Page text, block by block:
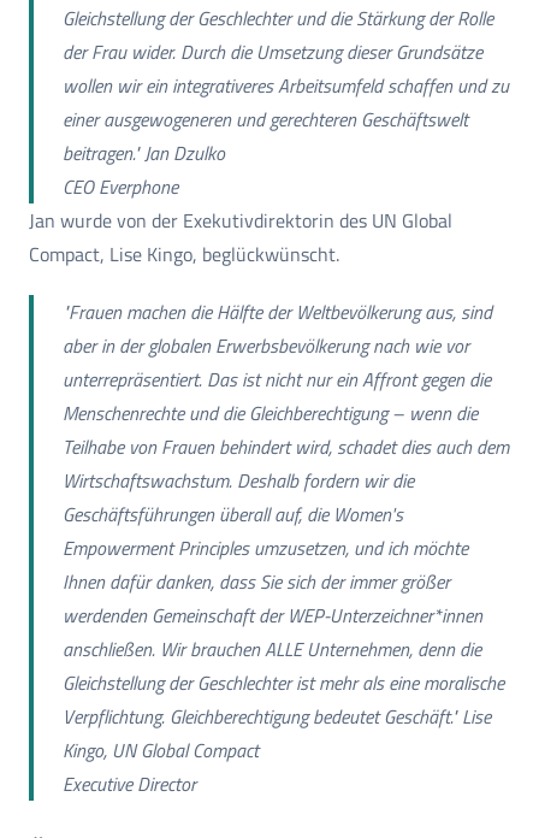
Gleichstellung der Geschlechter und die Stärkung der Rolle
der Frau wider. Durch die Umsetzung dieser Grundsätze
wollen wir ein integrativeres Arbeitsumfeld schaffen und zu
einer ausgewogeneren und gerechteren Geschäftswelt
beitragen." Jan Dzulko
CEO Everphone
Jan wurde von der Exekutivdirektorin des UN Global
Compact, Lise Kingo, beglückwünscht.
"Frauen machen die Hälfte der Weltbevölkerung aus, sind
aber in der globalen Erwerbsbevölkerung nach wie vor
unterrepräsentiert. Das ist nicht nur ein Affront gegen die
Menschenrechte und die Gleichberechtigung – wenn die
Teilhabe von Frauen behindert wird, schadet dies auch dem
Wirtschaftswachstum. Deshalb fordern wir die
Geschäftsführungen überall auf, die Women's
Empowerment Principles umzusetzen, und ich möchte
Ihnen dafür danken, dass Sie sich der immer größer
werdenden Gemeinschaft der WEP-Unterzeichner*innen
anschließen. Wir brauchen ALLE Unternehmen, denn die
Gleichstellung der Geschlechter ist mehr als eine moralische
Verpflichtung. Gleichberechtigung bedeutet Geschäft." Lise
Kingo, UN Global Compact
Executive Director